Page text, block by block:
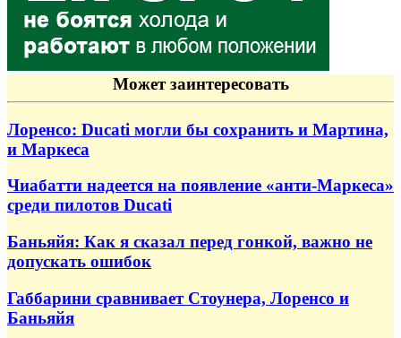
Может заинтересовать
Лоренсо: Ducati могли бы сохранить и Мартина,
и Маркеса
Чиабатти надеется на появление «анти-Маркеса»
среди пилотов Ducati
Баньяйя: Как я сказал перед гонкой, важно не
допускать ошибок
Габбарини сравнивает Стоунера, Лоренсо и
Баньяйя